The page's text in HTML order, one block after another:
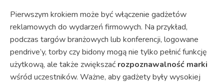
Pierwszym krokiem może być włączenie gadżetów
reklamowych do wydarzeń firmowych. Na przykład,
podczas targów branżowych lub konferencji, logowane
pendrive’y, torby czy bidony mogą nie tylko pełnić funkcję
użytkową, ale także zwiększać rozpoznawalność marki
wśród uczestników. Ważne, aby gadżety były wysokiej